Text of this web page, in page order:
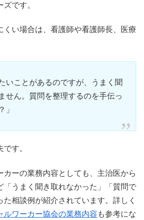
です。
くい場合は、看護師や看護師長、医療
いことがあるのですが、うまく聞
せん。質問を整理するのを手伝っ
」
す。
カーの業務内容としても、主治医から
「うまく聞き取れなかった」「質問で
た相談例が紹介されています。詳しく
ルワーカー協会の業務内容 も参考にな